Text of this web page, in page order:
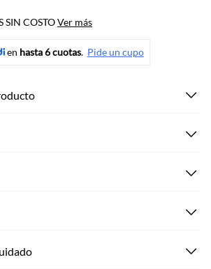
SIN COSTOVer más